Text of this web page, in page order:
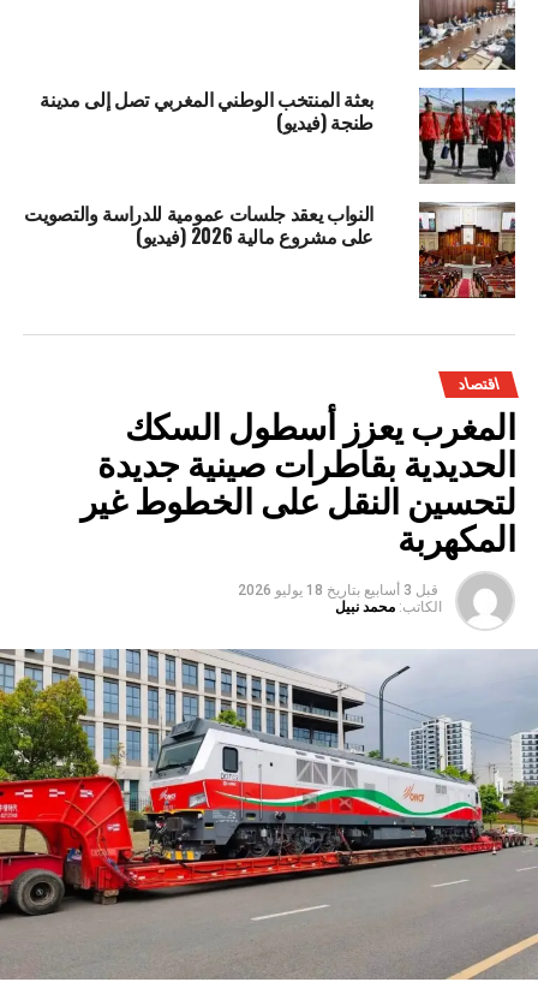
بعثة المنتخب الوطني المغربي تصل إلى مدينة
طنجة (فيديو)
النواب يعقد جلسات عمومية للدراسة والتصويت
على مشروع مالية 2026 (فيديو)
اقتصاد
المغرب يعزز أسطول السكك
الحديدية بقاطرات صينية جديدة
لتحسين النقل على الخطوط غير
المكهربة
قبل 3 أسابيع بتاريخ 18 يوليو 2026
الكاتب: محمد نبيل